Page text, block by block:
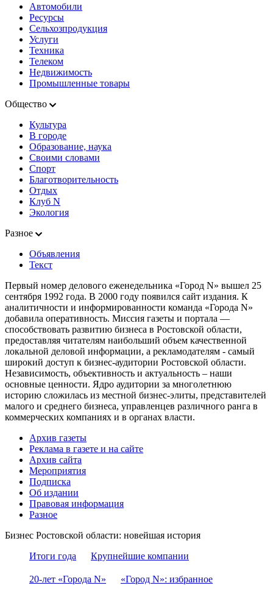
Автомобили
Ресурсы
Сельхозпродукция
Услуги
Техника
Телеком
Недвижимость
Промышленные товары
Общество
Культура
В городе
Образование, наука
Своими словами
Спорт
Благотворительность
Отдых
Клуб N
Экология
Разное
Объявления
Текст
Первый номер делового еженедельника «Город N» вышел 25
сентября 1992 года. В 2000 году появился сайт издания. К
аналитичности и информированности команда «Города N»
добавила оперативность. Миссия газеты и портала —
способствовать развитию бизнеса в Ростовской области,
предоставляя читателям наибольший объем качественной
локальной деловой информации, а рекламодателям - самый
широкий доступ к бизнес-аудитории Ростовской области.
Независимость, объективность и актуальность – наши
основные ценности. Ядро аудитории за многолетнюю
историю сложилась из местной бизнес-элиты, представителей
малого и среднего бизнеса, управленцев различного ранга в
коммерческих компаниях и в органах власти.
Архив газеты
Реклама в газете и на сайте
Архив сайта
Мероприятия
Подписка
Об издании
Правовая информация
Разное
Бизнес Ростовской области: новейшая история
Итоги года
Крупнейшие компании
20-лет «Города N» «Город N»: избранное